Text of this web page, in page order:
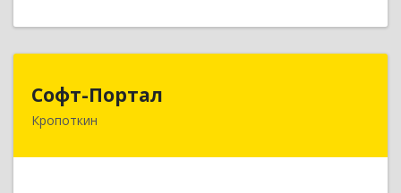
Софт-Портал
Кропоткин
352395, Краснодарский край, Кавказский р-н,